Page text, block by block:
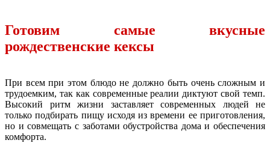
Готовим самые вкусные
рождественские кексы
При всем при этом блюдо не должно быть очень сложным и
трудоемким, так как современные реалии диктуют свой темп.
Высокий ритм жизни заставляет современных людей не
только подбирать пищу исходя из времени ее приготовления,
но и совмещать с заботами обустройства дома и обеспечения
комфорта.